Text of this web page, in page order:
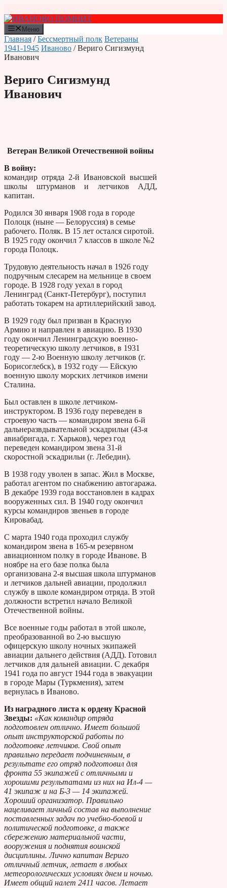
к
содержимому
Меню
Главная /Бессмертный полк Ветераны
1941-1945 Иваново / Вериго Сигизмунд
Иванович
Вериго Сигизмунд
Иванович
Ветеран Великой Отечественной войны
В войну:
командир отряда 2-й Ивановской высшей
школы штурманов и летчиков АДД,
капитан.
Родился 30 января 1908 года в городе
Полоцк (ныне — Белоруссия) в семье
рабочего. Поляк. В 15 лет остался сиротой.
В 1925 году окончил 7 классов в школе №2
города Полоцк.
Трудовую деятельность начал в 1926 году
подручным слесарем на мельнице в своем
городе. В 1928 году уехал в город
Ленинград (Санкт-Петербург), поступил
работать токарем на артиллерийский завод.
В 1929 году был призван в Красную
Армию и направлен в авиацию. В 1930
году окончил Ленинградскую военно-
теоретическую школу летчиков, в 1931
году — 2-ю Военную школу летчиков (г.
Борисоглебск), в 1932 году — Ейскую
военную школу морских летчиков имени
Сталина.
Был оставлен в школе летчиком-
инструктором. В 1936 году переведен в
строевую часть — командиром звена 6-й
дальнеразвдывательной эскадрильи (43-я
авиабригада, г. Харьков), через год
переведен командиром звена 31-й
скоростной эскадрильи (г. Лебедин).
В 1938 году уволен в запас. Жил в Москве,
работал агентом по снабжению автогаража.
В декабре 1939 года восстановлен в кадрах
вооруженных сил. В 1940 году окончил
курсы командиров звеньев в городе
Кировабад.
С марта 1940 года проходил службу
командиром звена в 165-м резервном
авиационном полку в городе Иванове. В
ноябре на его базе полка была
организована 2-я высшая школа штурманов
и летчиков дальней авиации, продолжил
службу в школе командиром отряда. В этой
должности встретил начало Великой
Отечественной войны.
Все военные годы работал в этой школе,
преобразованной во 2-ю высшую
офицерскую школу ночных экипажей
авиации дальнего действия (АДД). Готовил
летчиков для дальней авиации. С декабря
1941 года по август 1944 года в эвакуации
в городе Мары (Туркмения), затем
вернулась в Иваново.
Из наградного листа к ордену Красной
Звезды: «Как командир отряда
подготовлен отлично. Имеет большой
опыт инструкторской работы по
подготовке летчиков. Свой опыт
правильно передает подчиненным, в
результате его отряд подготовил для
фронта 55 экипажей с отличными и
хорошими результатами из них на Ил-4 —
41 экипаж и на Б-3 — 14 экипажей.
Хороший организатор. Правильно
нацеливает личный состав на выполнение
поставленных задач по учебно-боевой и
политической подготовке, а также
сбережению материальной части,
вооружения и поднятия воинской
дисциплины. Лично капитан Вериго
отличный летчик, летает в любых
метеорологических условиях днем и ночью.
Имеет общий налет 2411 часов. Летает